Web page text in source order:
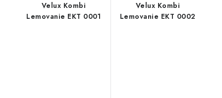
Velux Kombi
Lemovanie EKT 0001
Velux Kombi
Lemovanie EKT 0002